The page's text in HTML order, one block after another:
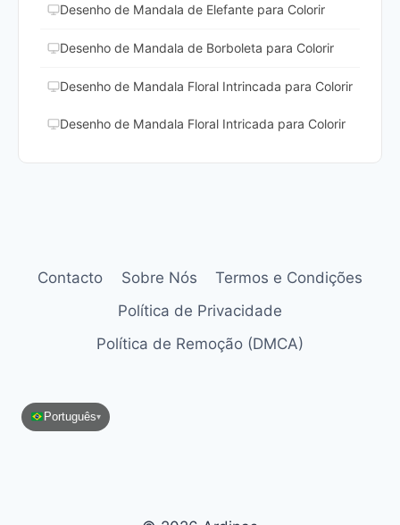
Desenho de Mandala de Elefante para Colorir
Desenho de Mandala de Borboleta para Colorir
Desenho de Mandala Floral Intrincada para Colorir
Desenho de Mandala Floral Intricada para Colorir
Contacto Sobre Nós
Termos e Condições
Política de Privacidade
Política de Remoção (DMCA)
Português▾